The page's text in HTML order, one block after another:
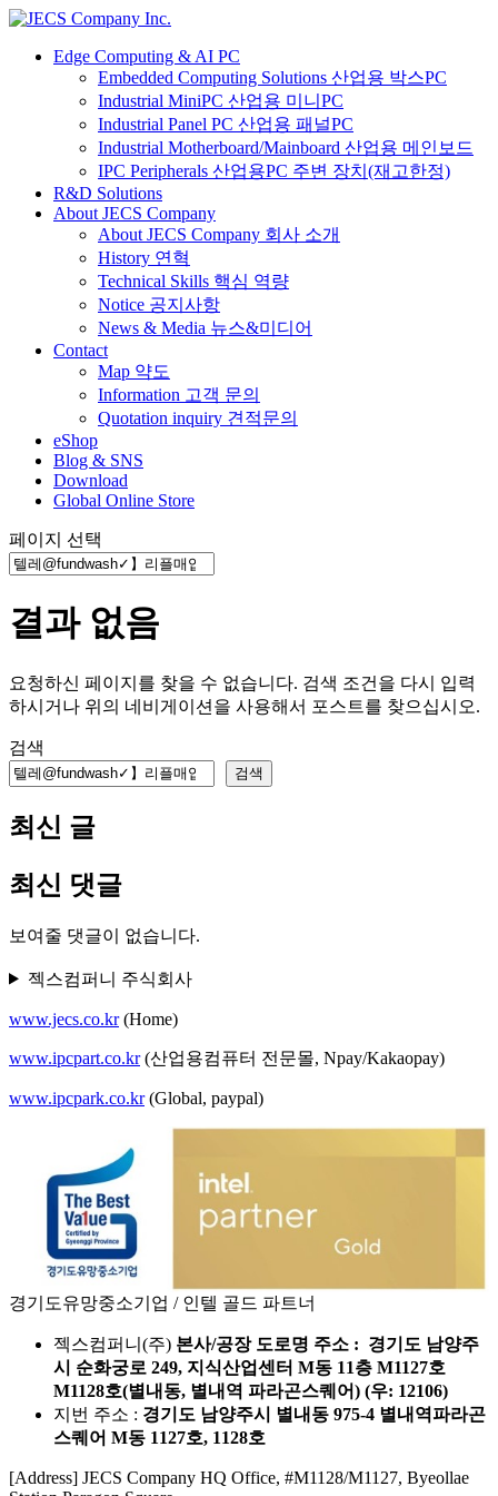
Edge Computing & AI PC
Embedded Computing Solutions 산업용 박스PC
Industrial MiniPC 산업용 미니PC
Industrial Panel PC 산업용 패널PC
Industrial Motherboard/Mainboard 산업용 메인보드
IPC Peripherals 산업용PC 주변 장치(재고한정)
R&D Solutions
About JECS Company
About JECS Company 회사 소개
History 연혁
Technical Skills 핵심 역량
Notice 공지사항
News & Media 뉴스&미디어
Contact
Map 약도
Information 고객 문의
Quotation inquiry 견적문의
eShop
Blog & SNS
Download
Global Online Store
페이지 선택
결과 없음
요청하신 페이지를 찾을 수 없습니다. 검색 조건을 다시 입력
하시거나 위의 네비게이션을 사용해서 포스트를 찾으십시오.
검색
검색
최신 글
최신 댓글
보여줄 댓글이 없습니다.
젝스컴퍼니 주식회사
www.jecs.co.kr(Home)
www.ipcpart.co.kr(산업용컴퓨터 전문몰, Npay/Kakaopay)
www.ipcpark.co.kr(Global, paypal)
경기도유망중소기업 / 인텔 골드 파트너
젝스컴퍼니(주) 본사/공장 도로명 주소 : 경기도 남양주
시 순화궁로 249, 지식산업센터 M동 11층 M1127호
M1128호(별내동, 별내역 파라곤스퀘어) (우: 12106)
지번 주소 : 경기도 남양주시 별내동 975-4 별내역파라곤
스퀘어 M동 1127호, 1128호
[Address] JECS Company HQ Office, #M1128/M1127, Byeollae